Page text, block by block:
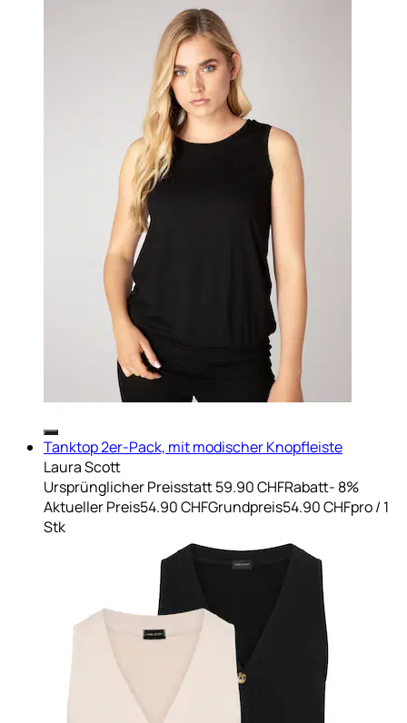
Tanktop 2er-Pack, mit modischer Knopfleiste
Laura Scott
Ursprünglicher Preisstatt 59.90 CHFRabatt- 8%
Aktueller Preis54.90 CHFGrundpreis54.90 CHFpro/ 1
Stk